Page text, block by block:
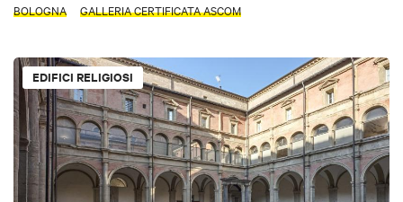
BOLOGNA GALLERIA CERTIFICATA ASCOM
EDIFICI RELIGIOSI